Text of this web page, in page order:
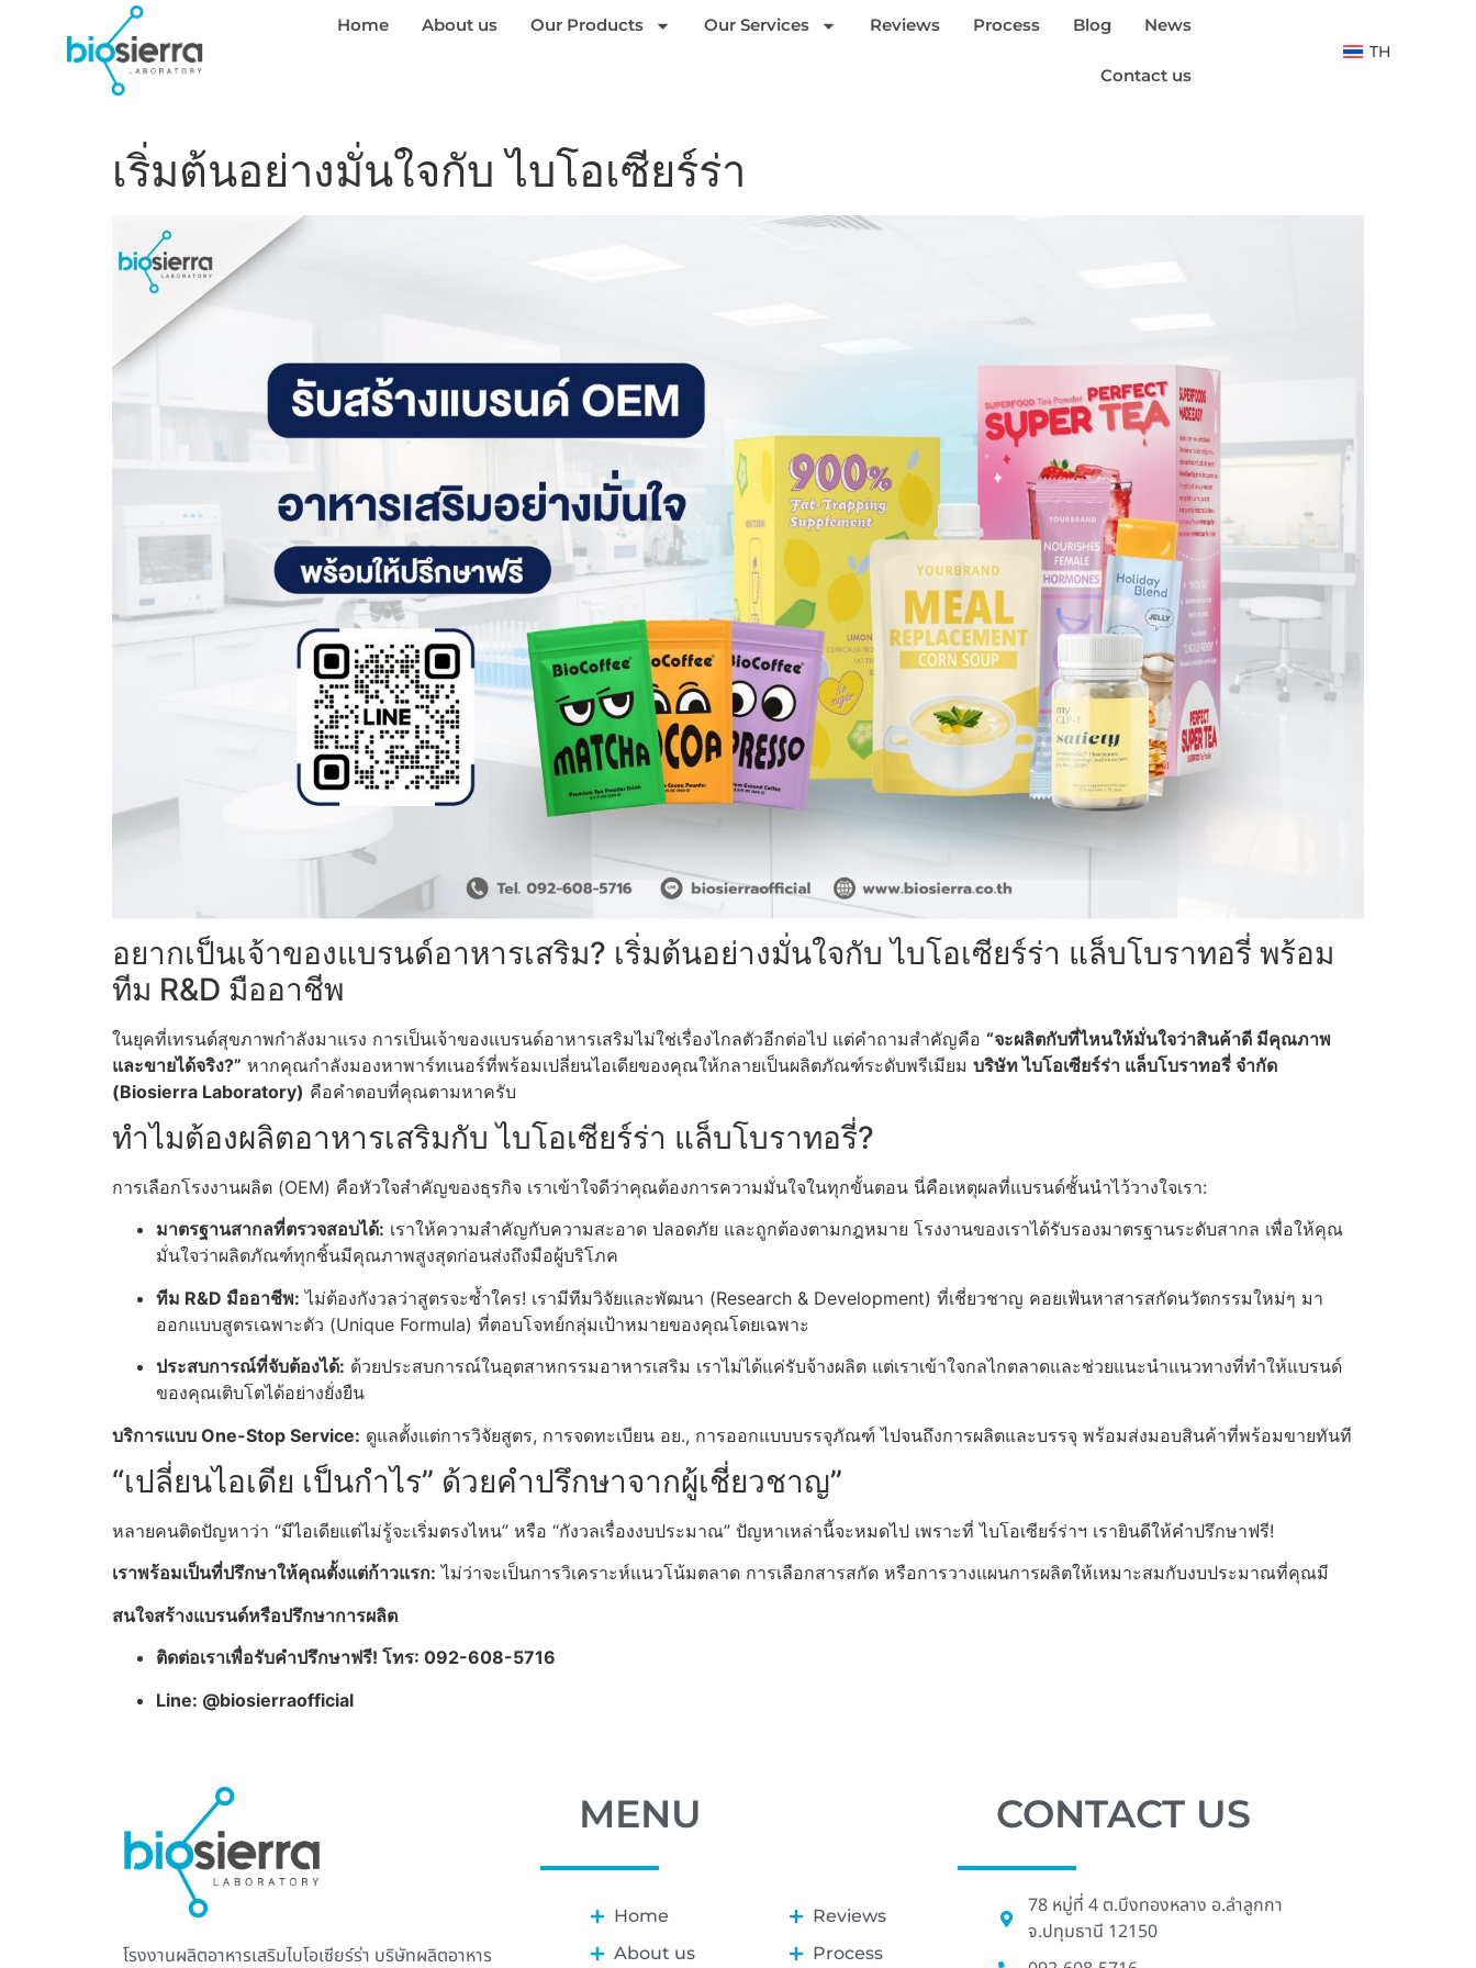
Home About us Our Products Our Services Reviews Process Blog News
Contact us
TH
เริ่มต้นอย่างมั่นใจกับ ไบโอเซียร์ร่า
อยากเป็นเจ้าของแบรนด์อาหารเสริม? เริ่มต้นอย่างมั่นใจกับ ไบโอเซียร์ร่า แล็บโบราทอรี่ พร้อม
ทีม R&D มืออาชีพ
ในยุคที่เทรนด์สุขภาพกำลังมาแรง การเป็นเจ้าของแบรนด์อาหารเสริมไม่ใช่เรื่องไกลตัวอีกต่อไป แต่คำถามสำคัญคือ “จะผลิตกับที่ไหนให้มั่นใจว่าสินค้าดี มีคุณภาพ
และขายได้จริง?” หากคุณกำลังมองหาพาร์ทเนอร์ที่พร้อมเปลี่ยนไอเดียของคุณให้กลายเป็นผลิตภัณฑ์ระดับพรีเมียม บริษัท ไบโอเซียร์ร่า แล็บโบราทอรี่ จำกัด
(Biosierra Laboratory) คือคำตอบที่คุณตามหาครับ
ทำไมต้องผลิตอาหารเสริมกับ ไบโอเซียร์ร่า แล็บโบราทอรี่?
การเลือกโรงงานผลิต (OEM) คือหัวใจสำคัญของธุรกิจ เราเข้าใจดีว่าคุณต้องการความมั่นใจในทุกขั้นตอน นี่คือเหตุผลที่แบรนด์ชั้นนำไว้วางใจเรา:
มาตรฐานสากลที่ตรวจสอบได้: เราให้ความสำคัญกับความสะอาด ปลอดภัย และถูกต้องตามกฎหมาย โรงงานของเราได้รับรองมาตรฐานระดับสากล เพื่อให้คุณ
มั่นใจว่าผลิตภัณฑ์ทุกชิ้นมีคุณภาพสูงสุดก่อนส่งถึงมือผู้บริโภค
ทีม R&D มืออาชีพ: ไม่ต้องกังวลว่าสูตรจะซ้ำใคร! เรามีทีมวิจัยและพัฒนา (Research & Development) ที่เชี่ยวชาญ คอยเฟ้นหาสารสกัดนวัตกรรมใหม่ๆ มา
ออกแบบสูตรเฉพาะตัว (Unique Formula) ที่ตอบโจทย์กลุ่มเป้าหมายของคุณโดยเฉพาะ
ประสบการณ์ที่จับต้องได้: ด้วยประสบการณ์ในอุตสาหกรรมอาหารเสริม เราไม่ได้แค่รับจ้างผลิต แต่เราเข้าใจกลไกตลาดและช่วยแนะนำแนวทางที่ทำให้แบรนด์
ของคุณเติบโตได้อย่างยั่งยืน
บริการแบบ One-Stop Service: ดูแลตั้งแต่การวิจัยสูตร, การจดทะเบียน อย., การออกแบบบรรจุภัณฑ์ ไปจนถึงการผลิตและบรรจุ พร้อมส่งมอบสินค้าที่พร้อมขายทันที
“เปลี่ยนไอเดีย เป็นกำไร” ด้วยคำปรึกษาจากผู้เชี่ยวชาญ”
หลายคนติดปัญหาว่า “มีไอเดียแต่ไม่รู้จะเริ่มตรงไหน” หรือ “กังวลเรื่องงบประมาณ” ปัญหาเหล่านี้จะหมดไป เพราะที่ ไบโอเซียร์ร่าฯ เรายินดีให้คำปรึกษาฟรี!
เราพร้อมเป็นที่ปรึกษาให้คุณตั้งแต่ก้าวแรก: ไม่ว่าจะเป็นการวิเคราะห์แนวโน้มตลาด การเลือกสารสกัด หรือการวางแผนการผลิตให้เหมาะสมกับงบประมาณที่คุณมี
สนใจสร้างแบรนด์หรือปรึกษาการผลิต
ติดต่อเราเพื่อรับคำปรึกษาฟรี! โทร: 092-608-5716
Line: @biosierraofficial
โรงงานผลิตอาหารเสริมไบโอเซียร์ร่า บริษัทผลิตอาหาร
MENU
Home
About us
Reviews
Process
CONTACT US
78 หมู่ที่ 4 ต.บึงทองหลาง อ.ลําลูกกา
จ.ปทุมธานี 12150